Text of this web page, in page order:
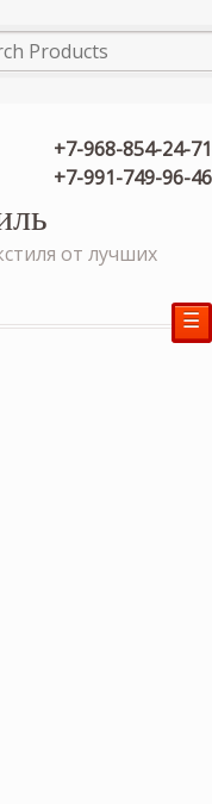
+7-968-854-24-71
+7-991-749-96-46
от лучших
☰